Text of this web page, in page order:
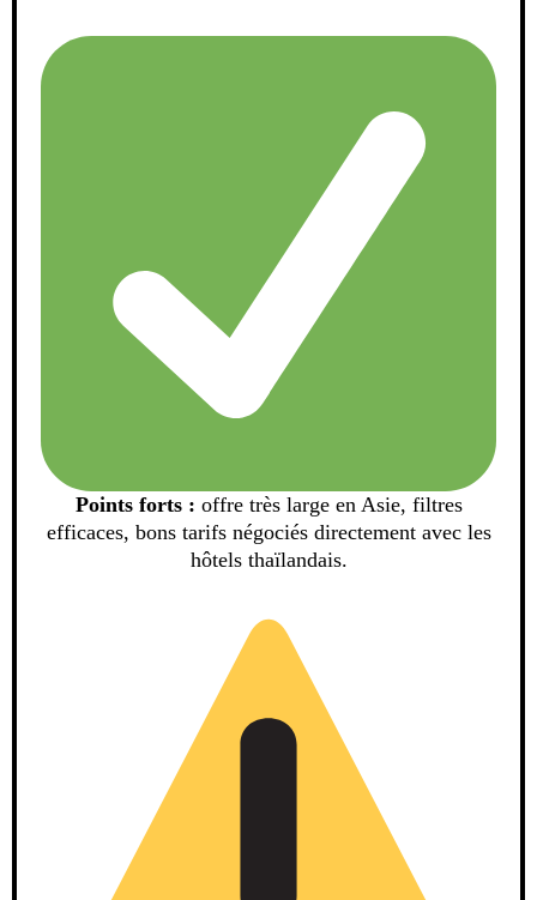
Points forts : offre très large en Asie, filtres
efficaces, bons tarifs négociés directement avec les
hôtels thaïlandais.